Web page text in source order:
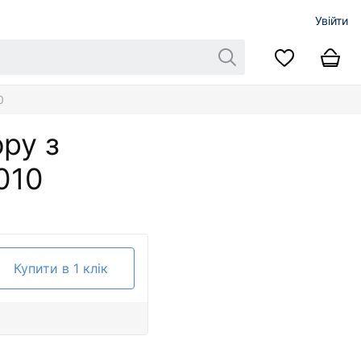
Увійти
з
Купити в 1 клік